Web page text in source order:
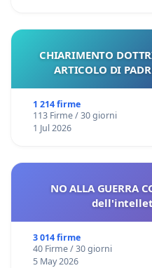
CHIARIMENTO
ARTICOLO DI
1 214 firme
113 Firme / 30 giorni
1 Jul 2026
NO ALLA GUERRA
3 014 firme
40 Firme / 30 giorni
5 May 2026